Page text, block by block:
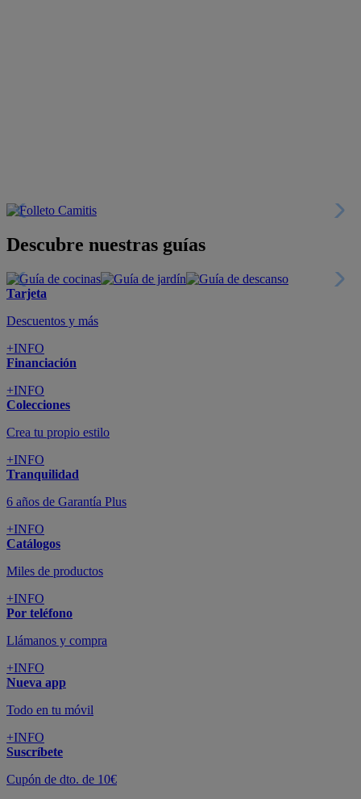
Descubre nuestras guías
Tarjeta
Descuentos y más
+INFO
Financiación
+INFO
Colecciones
Crea tu propio estilo
+INFO
Tranquilidad
6 años de Garantía Plus
+INFO
Catálogos
Miles de productos
+INFO
Por teléfono
Llámanos y compra
+INFO
Nueva app
Todo en tu móvil
+INFO
Suscríbete
Cupón de dto. de 10€